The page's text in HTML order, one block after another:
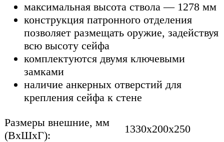
максимальная высота ствола — 1278 мм
конструкция патронного отделения
позволяет размещать оружие, задействуя
всю высоту сейфа
комплектуются двумя ключевыми
замками
наличие анкерных отверстий для
крепления сейфа к стене
Размеры внешние, мм
(ВхШхГ):
1330x200x250